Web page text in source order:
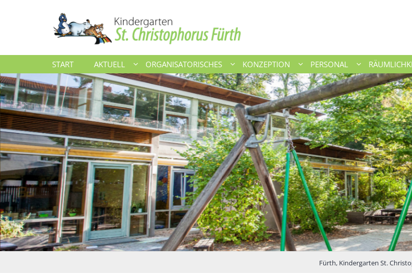
START AKTUELL ORGANISATORISCHES KONZEPTION PERSONAL
Fürth, Kindergarten St.